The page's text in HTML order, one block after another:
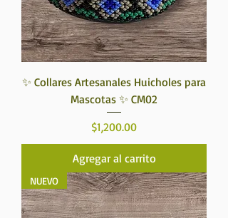
✨ Collares Artesanales Huicholes para
Mascotas ✨ CM02
Precio
$1,200.00
Agregar al carrito
NUEVO